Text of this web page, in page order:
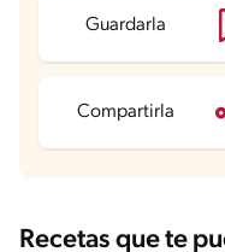
Proteína
Grasas
Sodio 592.7
Guardarla
Compartirla
Recetas que te